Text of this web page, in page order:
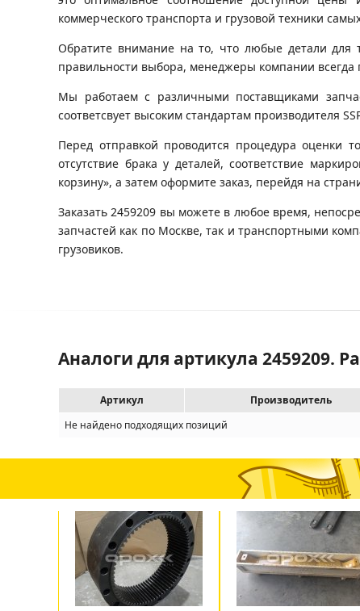
коммерческого транспорта и грузовой техники
Обратите внимание на то, что любые детали для
правильности выбора, менеджеры компании
Мы работаем с различными поставщиками
соответсвует высоким стандартам производителя
Перед отправкой проводится процедура оценки
отсутствие брака у деталей, соответствие
корзину», а затем оформите заказ, перейдя на
Заказать 2459209 вы можете в любое время,
запчастей как по Москве, так и транспортными
грузовиков.
Аналоги для артикула 2459209.
Артикул Производитель
Не найдено подходящих позиций